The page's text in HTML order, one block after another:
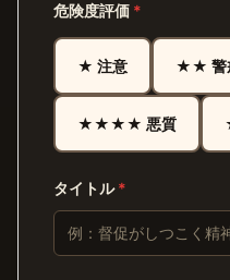
危険度評価 *
★ 注意 ★★ 警
★★★★ 悪質
タイトル*